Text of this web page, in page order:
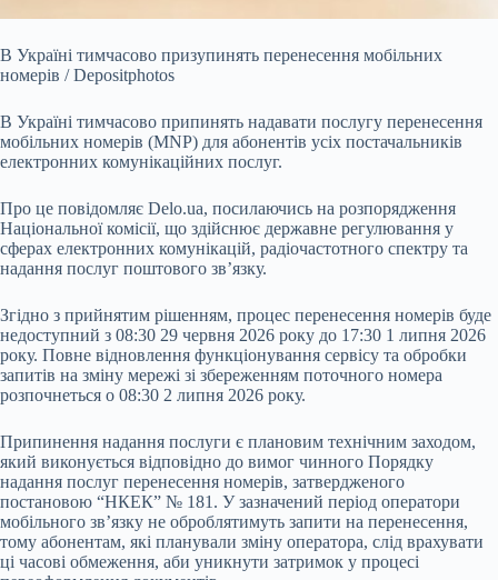
В Україні тимчасово призупинять перенесення мобільних
номерів / Depositphotos
В Україні тимчасово припинять надавати послугу перенесення
мобільних номерів (MNP) для абонентів усіх постачальників
електронних комунікаційних послуг.
Про це повідомляє Delo.ua, посилаючись на розпорядження
Національної комісії, що здійснює державне регулювання у
сферах електронних комунікацій, радіочастотного спектру та
надання послуг поштового зв’язку.
Згідно з прийнятим рішенням, процес перенесення номерів буде
недоступний з 08:30 29 червня 2026 року до 17:30 1 липня 2026
року. Повне відновлення функціонування сервісу та обробки
запитів на зміну мережі зі збереженням поточного номера
розпочнеться о 08:30 2 липня 2026 року.
Припинення надання послуги є плановим технічним заходом,
який виконується відповідно до вимог чинного Порядку
надання послуг перенесення номерів, затвердженого
постановою “НКЕК” № 181. У зазначений період оператори
мобільного зв’язку не оброблятимуть запити на перенесення,
тому абонентам, які планували зміну оператора, слід врахувати
ці часові обмеження, аби уникнути затримок у процесі